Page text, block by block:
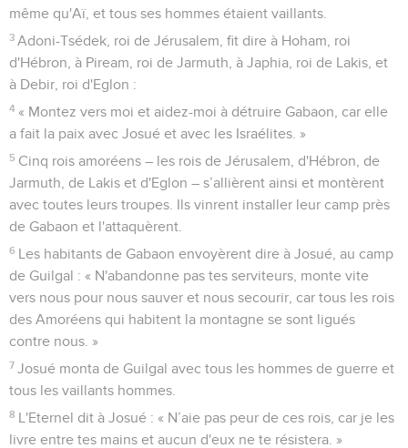
même qu'Aï, et tous ses hommes étaient vaillants.
3 Adoni-Tsédek, roi de Jérusalem, fit dire à Hoham, roi
d'Hébron, à Piream, roi de Jarmuth, à Japhia, roi de Lakis, et
à Debir, roi d'Eglon :
4 « Montez vers moi et aidez-moi à détruire Gabaon, car elle
a fait la paix avec Josué et avec les Israélites. »
5 Cinq rois amoréens – les rois de Jérusalem, d'Hébron, de
Jarmuth, de Lakis et d'Eglon – s’allièrent ainsi et montèrent
avec toutes leurs troupes. Ils vinrent installer leur camp près
de Gabaon et l'attaquèrent.
6 Les habitants de Gabaon envoyèrent dire à Josué, au camp
de Guilgal : « N'abandonne pas tes serviteurs, monte vite
vers nous pour nous sauver et nous secourir, car tous les rois
des Amoréens qui habitent la montagne se sont ligués
contre nous. »
7 Josué monta de Guilgal avec tous les hommes de guerre et
tous les vaillants hommes.
8 L'Eternel dit à Josué : « N’aie pas peur de ces rois, car je les
livre entre tes mains et aucun d'eux ne te résistera. »